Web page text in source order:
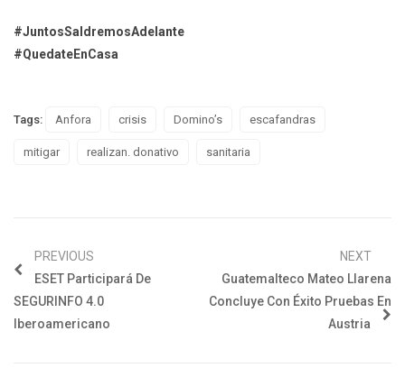
#JuntosSaldremosAdelante
#QuedateEnCasa
Tags: Anfora crisis Domino’s escafandras
mitigar realizan. donativo sanitaria
PREVIOUS
ESET Participará De
SEGURINFO 4.0
Iberoamericano
NEXT
Guatemalteco Mateo Llarena
Concluye Con Éxito Pruebas En
Austria